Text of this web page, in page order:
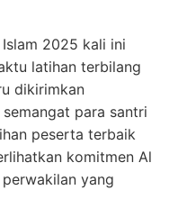
Islam 2025 kali ini
latihan terbilang
dikirimkan
para santri
peserta terbaik
komitmen Al
yang